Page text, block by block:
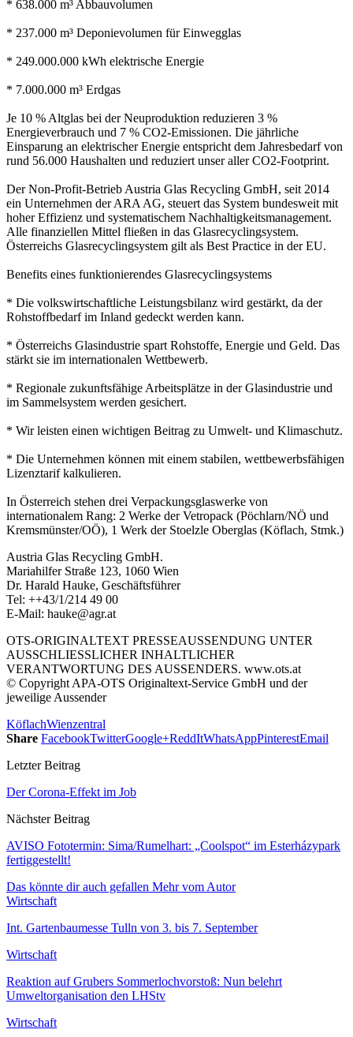
* 638.000 m³ Abbauvolumen
* 237.000 m³ Deponievolumen für Einwegglas
* 249.000.000 kWh elektrische Energie
* 7.000.000 m³ Erdgas
Je 10 % Altglas bei der Neuproduktion reduzieren 3 %
Energieverbrauch und 7 % CO2-Emissionen. Die jährliche
Einsparung an elektrischer Energie entspricht dem Jahresbedarf von
rund 56.000 Haushalten und reduziert unser aller CO2-Footprint.
Der Non-Profit-Betrieb Austria Glas Recycling GmbH, seit 2014
ein Unternehmen der ARA AG, steuert das System bundesweit mit
hoher Effizienz und systematischem Nachhaltigkeitsmanagement.
Alle finanziellen Mittel fließen in das Glasrecyclingsystem.
Österreichs Glasrecyclingsystem gilt als Best Practice in der EU.
Benefits eines funktionierendes Glasrecyclingsystems
* Die volkswirtschaftliche Leistungsbilanz wird gestärkt, da der
Rohstoffbedarf im Inland gedeckt werden kann.
* Österreichs Glasindustrie spart Rohstoffe, Energie und Geld. Das
stärkt sie im internationalen Wettbewerb.
* Regionale zukunftsfähige Arbeitsplätze in der Glasindustrie und
im Sammelsystem werden gesichert.
* Wir leisten einen wichtigen Beitrag zu Umwelt- und Klimaschutz.
* Die Unternehmen können mit einem stabilen, wettbewerbsfähigen
Lizenztarif kalkulieren.
In Österreich stehen drei Verpackungsglaswerke von
internationalem Rang: 2 Werke der Vetropack (Pöchlarn/NÖ und
Kremsmünster/OÖ), 1 Werk der Stoelzle Oberglas (Köflach, Stmk.)
Austria Glas Recycling GmbH.
Mariahilfer Straße 123, 1060 Wien
Dr. Harald Hauke, Geschäftsführer
Tel: ++43/1/214 49 00
E-Mail: hauke@agr.at
OTS-ORIGINALTEXT PRESSEAUSSENDUNG UNTER
AUSSCHLIESSLICHER INHALTLICHER
VERANTWORTUNG DES AUSSENDERS. www.ots.at
© Copyright APA-OTS Originaltext-Service GmbH und der
jeweilige Aussender
KöflachWienzentral
Share FacebookTwitterGoogle+ReddItWhatsAppPinterestEmail
Letzter Beitrag
Der Corona-Effekt im Job
Nächster Beitrag
AVISO Fototermin: Sima/Rumelhart: „Coolspot“ im Esterházypark
fertiggestellt!
Das könnte dir auch gefallen Mehr vom Autor
Wirtschaft
Int. Gartenbaumesse Tulln von 3. bis 7. September
Wirtschaft
Reaktion auf Grubers Sommerlochvorstoß: Nun belehrt
Umweltorganisation den LHStv
Wirtschaft